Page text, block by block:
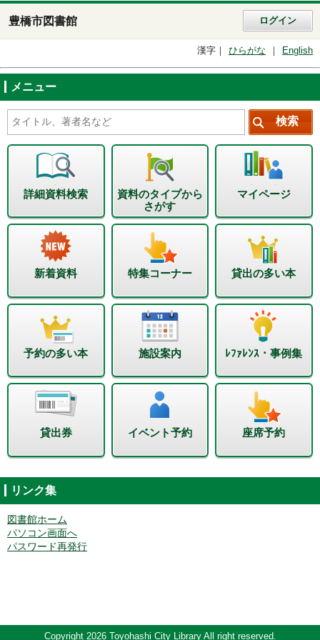
豊橋市図書館 ログイン
漢字 ひらがな English
メニュー
詳細資料検索
資料のタイプから
さがす
マイページ
新着資料 特集コーナー 貸出の多い本
予約の多い本 施設案内 ﾚﾌｧﾚﾝｽ・事例集
貸出券 イベント予約 座席予約
リンク集
図書館ホーム
パソコン画面へ
パスワード再発行
Copyright 2026 Toyohashi City Library All right reserved.